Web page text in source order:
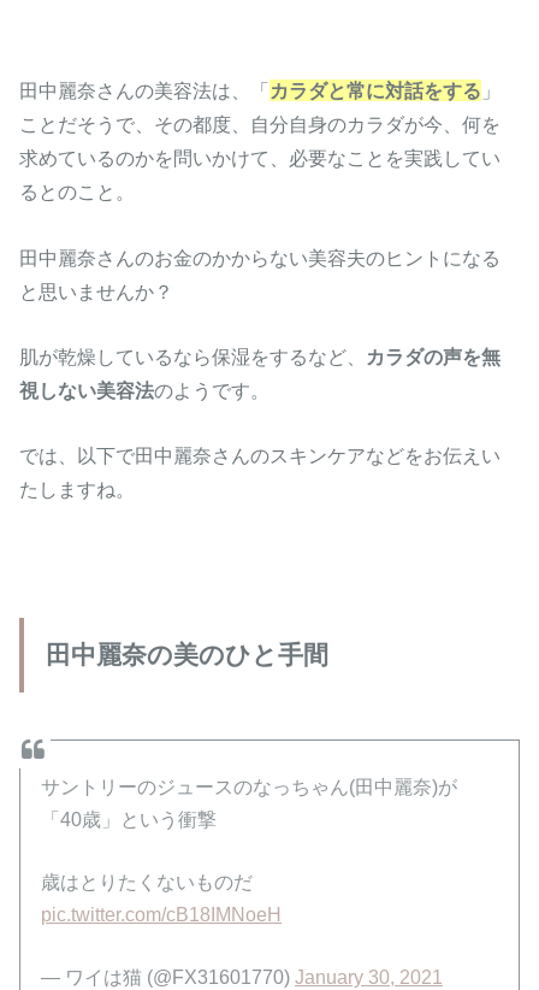
田中麗奈さんの美容法は、「カラダと常に対話をする 」
ことだそうで、その都度、自分自身のカラダが今、何を
求めているのかを問いかけて、必要なことを実践してい
るとのこと。
田中麗奈さんのお金のかからない美容夫のヒントになる
と思いませんか？
肌が乾燥しているなら保湿をするなど、 カラダの声を無
視しない美容法のようです。
では、以下で田中麗奈さんのスキンケアなどをお伝えい
たしますね。
田中麗奈の美のひと手間
サントリーのジュースのなっちゃん(田中麗奈)が
「40歳」という衝撃
歳はとりたくないものだ
pic.twitter.com/cB18IMNoeH
— ワイは猫 (@FX31601770)January 30, 2021